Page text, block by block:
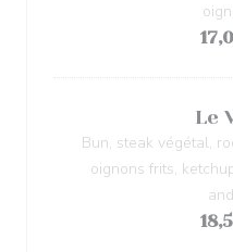
Le
Bun, steak végétal,
oignons frits,